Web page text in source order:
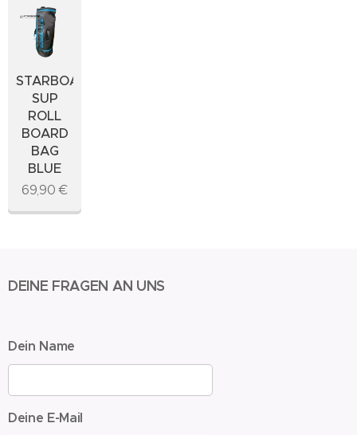
STARBOARD
SUP
ROLL
BOARD
BAG
BLUE
69,90 €
DEINE FRAGEN AN UNS
Dein Name
Deine E-Mail